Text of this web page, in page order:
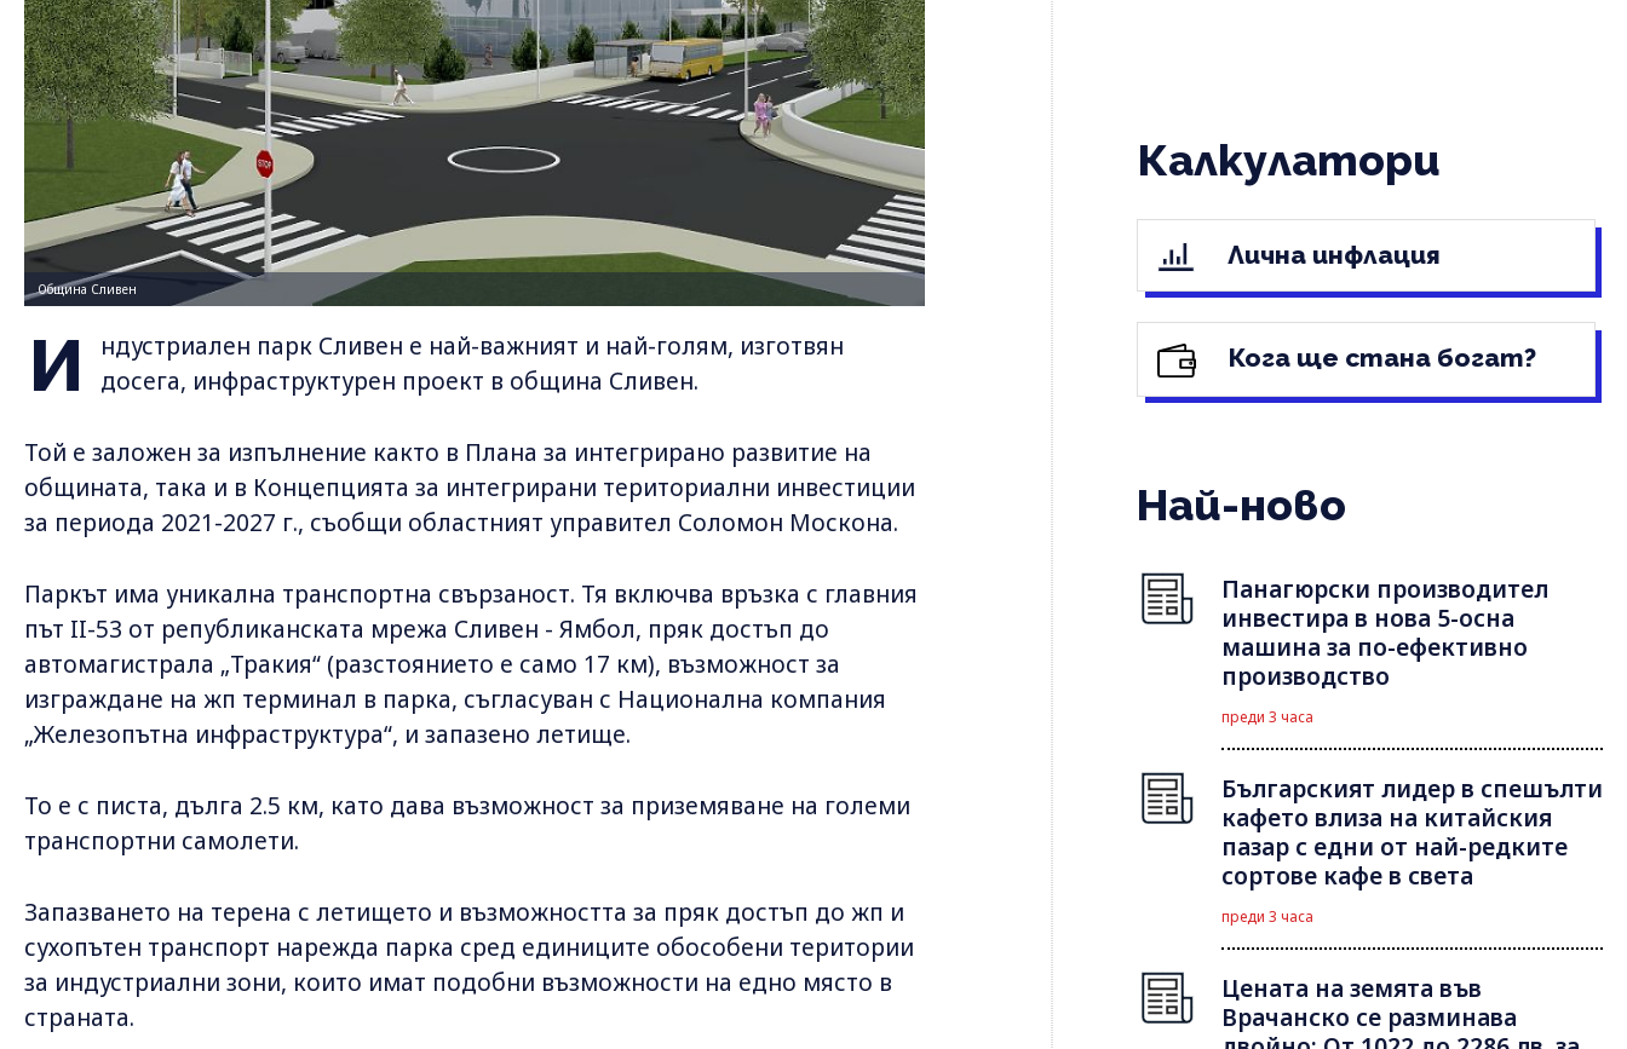
Община Сливен
И
ндустриален парк Сливен е най-важният и най-голям, изготвян
досега, инфраструктурен проект в община Сливен.
Той е заложен за изпълнение както в Плана за интегрирано развитие на
общината, така и в Концепцията за интегрирани териториални инвестиции
за периода 2021-2027 г., съобщи областният управител Соломон Москона.
Паркът има уникална транспортна свързаност. Тя включва връзка с главния
път II-53 от републиканската мрежа Сливен - Ямбол, пряк достъп до
автомагистрала „Тракия“ (разстоянието е само 17 км), възможност за
изграждане на жп терминал в парка, съгласуван с Национална компания
„Железопътна инфраструктура“, и запазено летище.
То е с писта, дълга 2.5 км, като дава възможност за приземяване на големи
транспортни самолети.
Запазването на терена с летището и възможността за пряк достъп до жп и
сухопътен транспорт нарежда парка сред единиците обособени територии
за индустриални зони, които имат подобни възможности на едно място в
страната.
Калкулатори
Лична инфлация
Кога ще стана богат?
Най-ново
Панагюрски производител
инвестира в нова 5-осна
машина за по-ефективно
производство
преди 3 часа
Българският лидер в спешълти
кафето влиза на китайския
пазар с едни от най-редките
сортове кафе в света
преди 3 часа
Цената на земята във
Врачанско се разминава